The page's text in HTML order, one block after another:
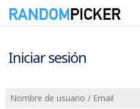
Iniciar sesión